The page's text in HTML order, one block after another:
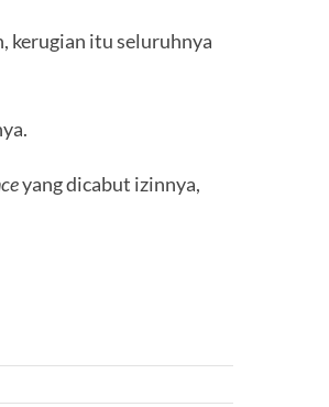
kerugian itu seluruhnya
yang dicabut izinnya,